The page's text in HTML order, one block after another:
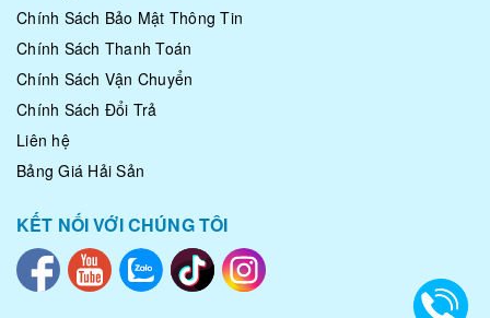
Chính Sách Bảo Mật Thông Tin
Chính Sách Thanh Toán
Chính Sách Vận Chuyển
Chính Sách Đổi Trả
Liên hệ
Bảng Giá Hải Sản
KẾT NỐI VỚI CHÚNG TÔI